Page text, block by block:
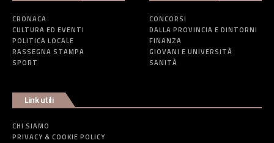
CRONACA
CULTURA ED EVENTI
POLITICA LOCALE
RASSEGNA STAMPA
SPORT
CONCORSI
DALLA PROVINCIA E DINTORNI
FINANZA
GIOVANI E UNIVERSITÀ
SANITÀ
Link utili
CHI SIAMO
PRIVACY & COOKIE POLICY